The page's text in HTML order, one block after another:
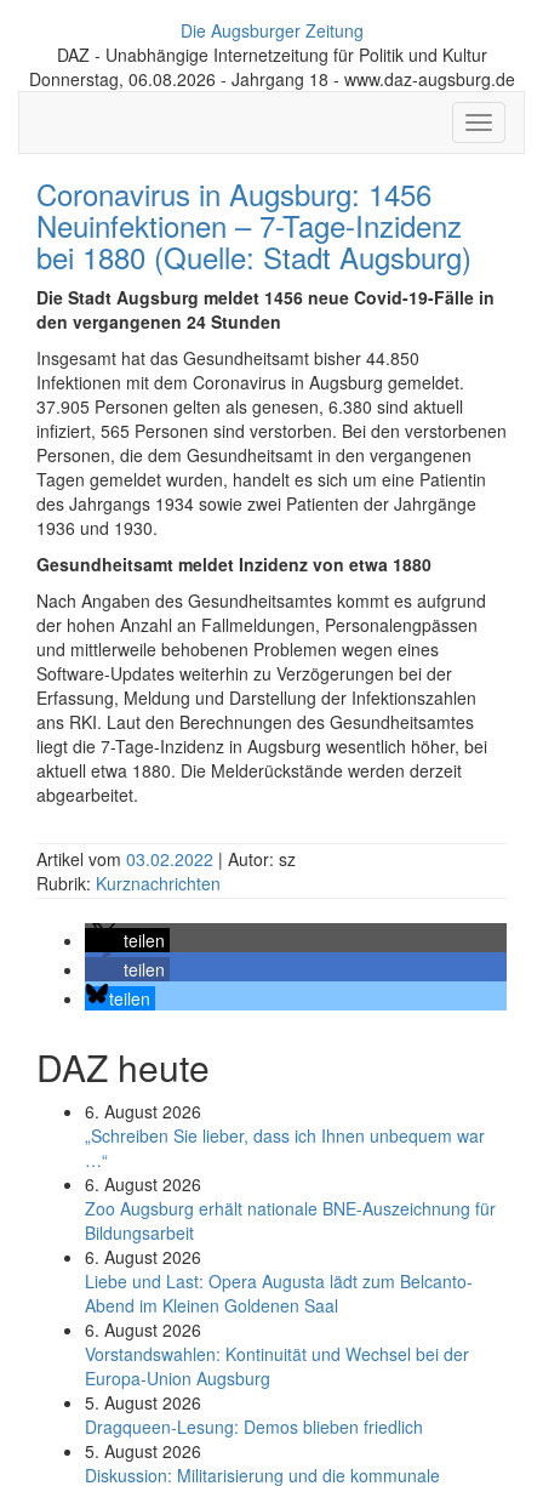
Die Augsburger Zeitung
DAZ - Unabhängige Internetzeitung für Politik und Kultur
Donnerstag, 06.08.2026 - Jahrgang 18 - www.daz-augsburg.de
Toggle
Coronavirus in Augsburg: 1456
Neuinfektionen – 7-Tage-Inzidenz
bei 1880 (Quelle: Stadt Augsburg)
Die Stadt Augsburg meldet 1456 neue Covid-19-Fälle in
den vergangenen 24 Stunden
Insgesamt hat das Gesundheitsamt bisher 44.850
Infektionen mit dem Coronavirus in Augsburg gemeldet.
37.905 Personen gelten als genesen, 6.380 sind aktuell
infiziert, 565 Personen sind verstorben. Bei den verstorbenen
Personen, die dem Gesundheitsamt in den vergangenen
Tagen gemeldet wurden, handelt es sich um eine Patientin
des Jahrgangs 1934 sowie zwei Patienten der Jahrgänge
1936 und 1930.
Gesundheitsamt meldet Inzidenz von etwa 1880
Nach Angaben des Gesundheitsamtes kommt es aufgrund
der hohen Anzahl an Fallmeldungen, Personalengpässen
und mittlerweile behobenen Problemen wegen eines
Software-Updates weiterhin zu Verzögerungen bei der
Erfassung, Meldung und Darstellung der Infektionszahlen
ans RKI. Laut den Berechnungen des Gesundheitsamtes
liegt die 7-Tage-Inzidenz in Augsburg wesentlich höher, bei
aktuell etwa 1880. Die Melderückstände werden derzeit
abgearbeitet.
Artikel vom 03.02.2022 | Autor: sz
Rubrik: Kurznachrichten
teilen
teilen
teilen
DAZ heute
6. August 2026
„Schreiben Sie lieber, dass ich Ihnen unbequem war
…“
6. August 2026
Zoo Augsburg erhält nationale BNE-Auszeichnung für
Bildungsarbeit
6. August 2026
Liebe und Last: Opera Augusta lädt zum Belcanto-
Abend im Kleinen Goldenen Saal
6. August 2026
Vorstandswahlen: Kontinuität und Wechsel bei der
Europa-Union Augsburg
5. August 2026
Dragqueen-Lesung: Demos blieben friedlich
5. August 2026
Diskussion: Mi­li­ta­ri­sie­rung und die kommunale